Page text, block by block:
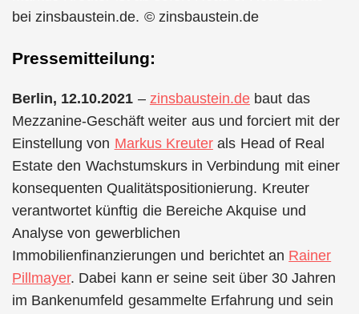
bei zinsbaustein.de. © zinsbaustein.de
Pressemitteilung:
Berlin, 12.10.2021 – zinsbaustein.debaut das
Mezzanine-Geschäft weiter aus und forciert mit der
Einstellung von Markus Kreuterals Head of Real
Estate den Wachstumskurs in Verbindung mit einer
konsequenten Qualitätspositionierung. Kreuter
verantwortet künftig die Bereiche Akquise und
Analyse von gewerblichen
Immobilienfinanzierungen und berichtet an Rainer
Pillmayer. Dabei kann er seine seit über 30 Jahren
im Bankenumfeld gesammelte Erfahrung und sein